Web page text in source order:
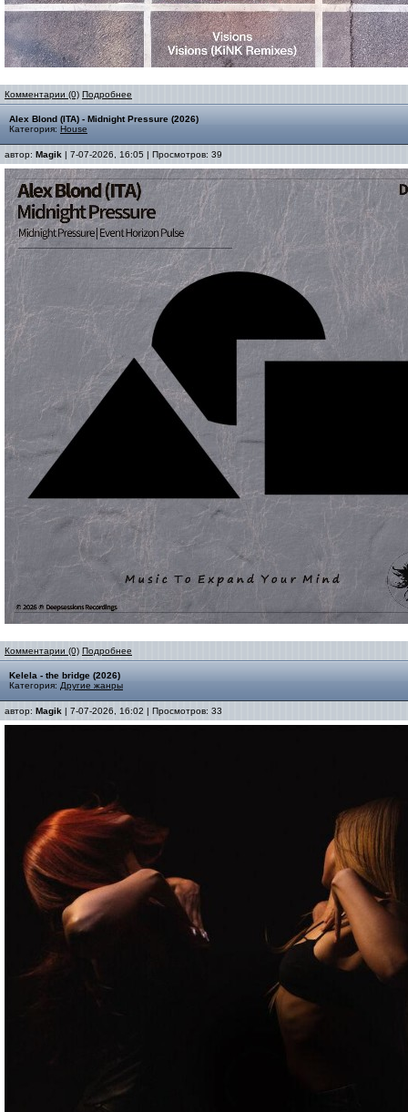
Комментарии (0) Подробнее
Alex Blond (ITA) - Midnight Pressure (2026)
Категория: House
автор: Magik | 7-07-2026, 16:05 | Просмотров: 39
Комментарии (0) Подробнее
Kelela - the bridge (2026)
Категория: Другие жанры
автор: Magik | 7-07-2026, 16:02 | Просмотров: 33